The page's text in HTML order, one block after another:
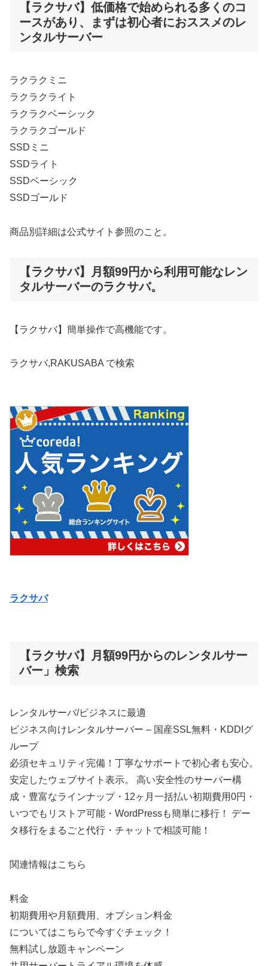
【ラクサバ】低価格で始められる多くのコ
ースがあり、まずは初心者におススメのレ
ンタルサーバー
ラクラクミニ
ラクラクライト
ラクラクベーシック
ラクラクゴールド
SSDミニ
SSDライト
SSDベーシック
SSDゴールド
商品別詳細は公式サイト参照のこと。
【ラクサバ】月額99円から利用可能なレン
タルサーバーのラクサバ。
【ラクサバ】簡単操作で高機能です。
ラクサバ,RAKUSABA で検索
ラクサバ
【ラクサバ】月額99円からのレンタルサー
バー」検索
レンタルサーバ/ビジネスに最適
ビジネス向けレンタルサーバー – 国産SSL無料・KDDIグ
ループ
必須セキュリティ完備！丁寧なサポートで初心者も安心。
安定したウェブサイト表示。 高い安全性のサーバー構
成・豊富なラインナップ・12ヶ月一括払い初期費用0円・
いつでもリストア可能・WordPressも簡単に移行！ デー
タ移行をまるごと代行・チャットで相談可能！
関連情報はこちら
料金
初期費用や月額費用、オプション料金
についてはこちらで今すぐチェック！
無料試し放題キャンペーン